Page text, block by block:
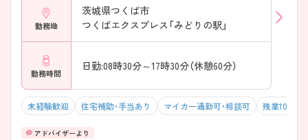
勤務地
茨城県つくば市
つくばエクスプレス「みどりの駅」
勤務時間
日勤:08時30分～17時30分（休憩60分）
未経験歓迎 住宅補助・手当あり マイカー通勤可・相談可 残業10h以下